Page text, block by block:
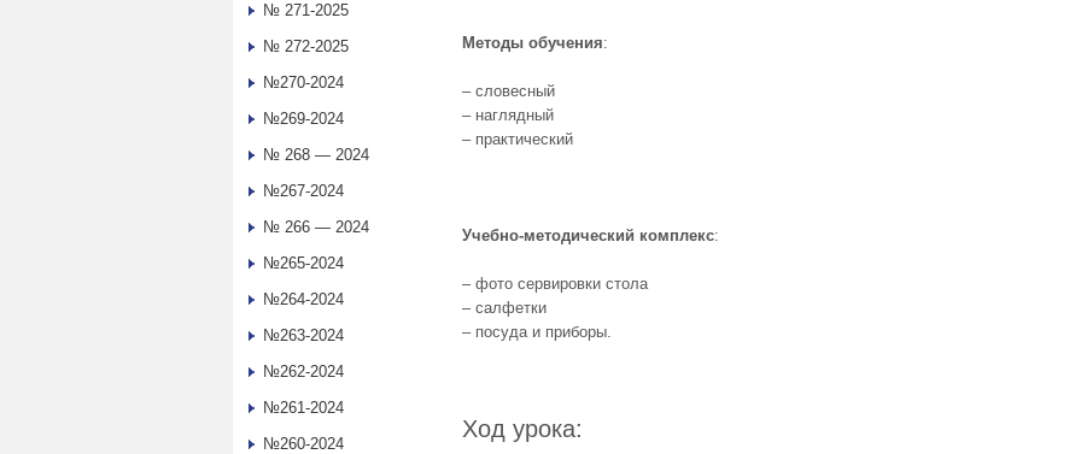
Методы обучения:
– словесный
– наглядный
– практический
Учебно-методический комплекс:
– фото сервировки стола
– салфетки
– посуда и приборы.
Ход урока:
№ 271-2025
№ 272-2025
№270-2024
№269-2024
№ 268 — 2024
№267-2024
№ 266 — 2024
№265-2024
№264-2024
№263-2024
№262-2024
№261-2024
№260-2024